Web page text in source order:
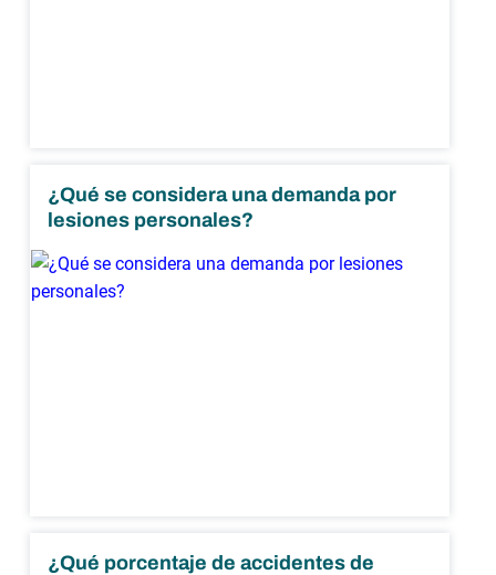
¿Qué se considera una demanda por
lesiones personales?
¿Qué porcentaje de accidentes de